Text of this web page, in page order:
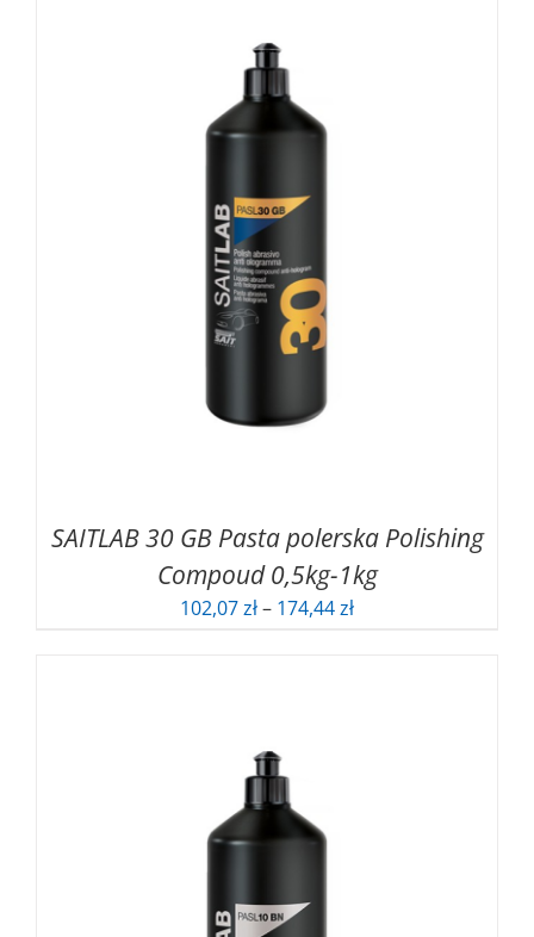
SAITLAB 30 GB Pasta polerska Polishing
Compoud 0,5kg-1kg
102,07zł– 174,44złZakres